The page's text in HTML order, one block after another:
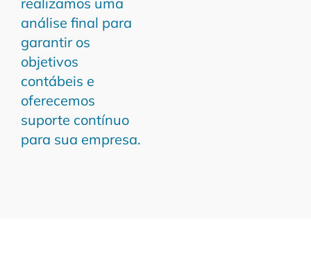
análise final para
garantir os
objetivos
contábeis e
oferecemos
suporte contínuo
para sua empresa.